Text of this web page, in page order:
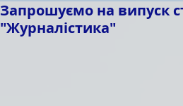
Запрошуємо на випуск
"Журналістика"